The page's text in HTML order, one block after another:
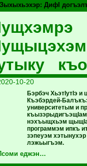
Зыхыхьэхэр:ДифI
10-20
Бэрбэч ХьэтIутIэ и
Къэбэрдей-
университетым и
нэхъыщхьэм
программэм ипкъ
зэпеуэм
лэжьыгъэм.
еджэн…